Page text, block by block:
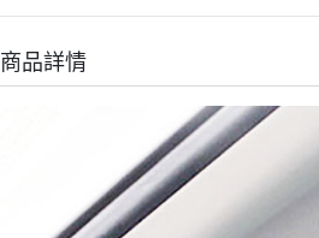
商品詳情